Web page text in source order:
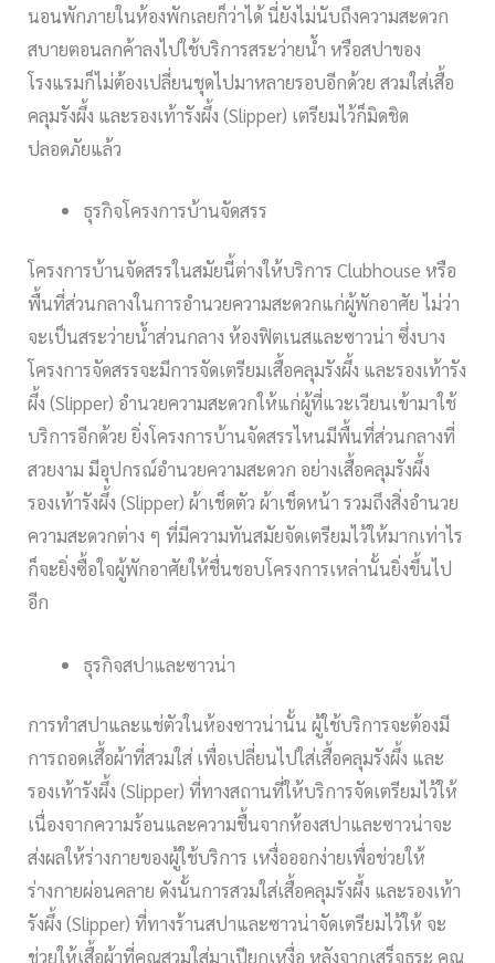
นอนพักภายในห้องพักเลยก็ว่าได้ นี่ยังไม่นับถึงความสะดวก
สบายตอนลกค้าลงไปใช้บริการสระว่ายน้ำ หรือสปาของ
โรงแรมก็ไม่ต้องเปลี่ยนชุดไปมาหลายรอบอีกด้วย สวมใส่เสื้อ
คลุมรังผึ้ง และรองเท้ารังผึ้ง (Slipper) เตรียมไว้ก็มิดชิด
ปลอดภัยแล้ว
ธุรกิจโครงการบ้านจัดสรร
โครงการบ้านจัดสรรในสมัยนี้ต่างให้บริการ Clubhouse หรือ
พื้นที่ส่วนกลางในการอำนวยความสะดวกแก่ผู้พักอาศัย ไม่ว่า
จะเป็นสระว่ายน้ำส่วนกลาง ห้องฟิตเนสและซาวน่า ซึ่งบาง
โครงการจัดสรรจะมีการจัดเตรียมเสื้อคลุมรังผึ้ง และรองเท้ารัง
ผึ้ง (Slipper) อำนวยความสะดวกให้แก่ผู้ที่แวะเวียนเข้ามาใช้
บริการอีกด้วย ยิ่งโครงการบ้านจัดสรรไหนมีพื้นที่ส่วนกลางที่
สวยงาม มีอุปกรณ์อำนวยความสะดวก อย่างเสื้อคลุมรังผึ้ง
รองเท้ารังผึ้ง (Slipper) ผ้าเช็ดตัว ผ้าเช็ดหน้า รวมถึงสิ่งอำนวย
ความสะดวกต่าง ๆ ที่มีความทันสมัยจัดเตรียมไว้ให้มากเท่าไร
ก็จะยิ่งซื้อใจผู้พักอาศัยให้ชื่นชอบโครงการเหล่านั้นยิ่งขึ้นไป
อีก
ธุรกิจสปาและซาวน่า
การทำสปาและแช่ตัวในห้องซาวน่านั้น ผู้ใช้บริการจะต้องมี
การถอดเสื้อผ้าที่สวมใส่ เพื่อเปลี่ยนไปใส่เสื้อคลุมรังผึ้ง และ
รองเท้ารังผึ้ง (Slipper) ที่ทางสถานที่ให้บริการจัดเตรียมไว้ให้
เนื่องจากความร้อนและความชื้นจากห้องสปาและซาวน่าจะ
ส่งผลให้ร่างกายของผู้ใช้บริการ เหงื่อออกง่ายเพื่อช่วยให้
ร่างกายผ่อนคลาย ดังนั้นการสวมใส่เสื้อคลุมรังผึ้ง และรองเท้า
รังผึ้ง (Slipper) ที่ทางร้านสปาและซาวน่าจัดเตรียมไว้ให้ จะ
ช่วยให้เสื้อผ้าที่คุณสวมใส่มาเปียกเหงื่อ หลังจากเสร็จธุระ คุณ